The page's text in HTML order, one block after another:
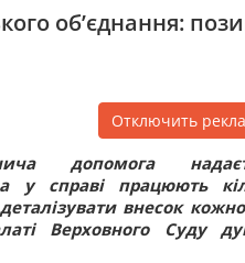
обʼєднання:
Отключить
допомога
у справі працюють
внесок
Верховного Суду